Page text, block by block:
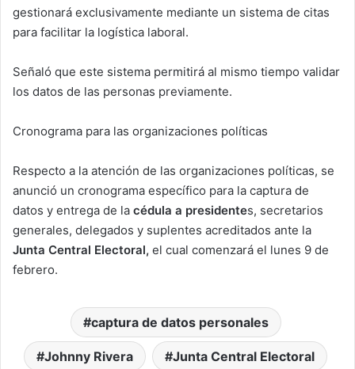
gestionará exclusivamente mediante un sistema de citas
para facilitar la logística laboral.
Señaló que este sistema permitirá al mismo tiempo validar
los datos de las personas previamente.
Cronograma para las organizaciones políticas
Respecto a la atención de las organizaciones políticas, se
anunció un cronograma específico para la captura de
datos y entrega de la cédula a presidentes, secretarios
generales, delegados y suplentes acreditados ante la
Junta Central Electoral, el cual comenzará el lunes 9 de
febrero.
captura de datos personales
Johnny Rivera Junta Central Electoral